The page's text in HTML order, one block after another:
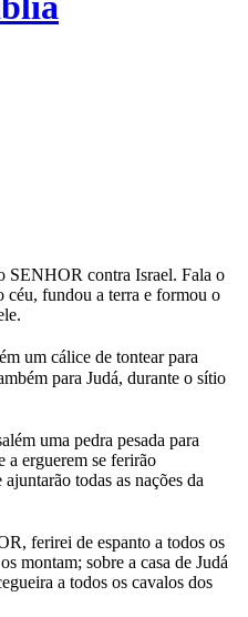
SENHOR contra Israel. Fala o
céu, fundou a terra e formou o
um cálice de tontear para
para Judá, durante o sítio
uma pedra pesada para
a erguerem se ferirão
todas as nações da
ferirei de espanto a todos os
montam; sobre a casa de Judá
a todos os cavalos dos